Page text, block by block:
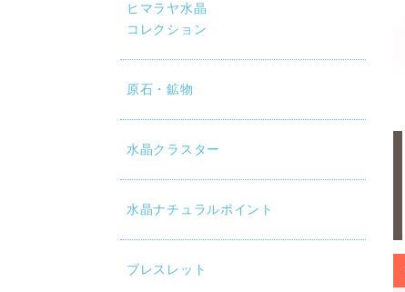
ヒマラヤ水晶
コレクション
原石・鉱物
水晶クラスター
水晶ナチュラルポイント
ブレスレット